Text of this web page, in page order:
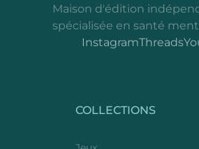
Maison d'édition
spécialisée en santé
InstagramThreads
COLLECTIONS